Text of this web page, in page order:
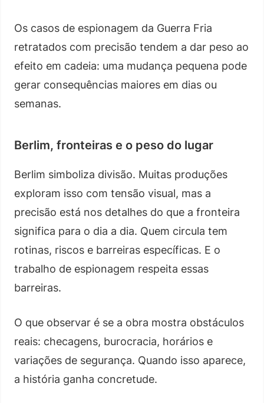
Os casos de espionagem da Guerra Fria
retratados com precisão tendem a dar peso ao
efeito em cadeia: uma mudança pequena pode
gerar consequências maiores em dias ou
semanas.
Berlim, fronteiras e o peso do lugar
Berlim simboliza divisão. Muitas produções
exploram isso com tensão visual, mas a
precisão está nos detalhes do que a fronteira
significa para o dia a dia. Quem circula tem
rotinas, riscos e barreiras específicas. E o
trabalho de espionagem respeita essas
barreiras.
O que observar é se a obra mostra obstáculos
reais: checagens, burocracia, horários e
variações de segurança. Quando isso aparece,
a história ganha concretude.